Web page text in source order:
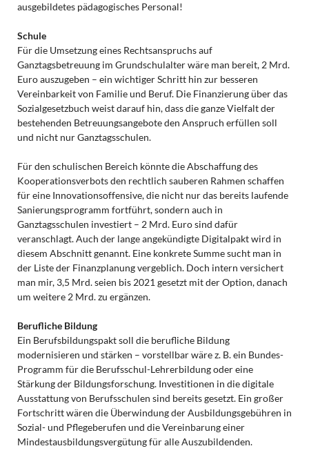
ausgebildetes pädagogisches Personal!
Schule
Für die Umsetzung eines Rechtsanspruchs auf
Ganztagsbetreuung im Grundschulalter wäre man bereit, 2 Mrd.
Euro auszugeben – ein wichtiger Schritt hin zur besseren
Vereinbarkeit von Familie und Beruf. Die Finanzierung über das
Sozialgesetzbuch weist darauf hin, dass die ganze Vielfalt der
bestehenden Betreuungsangebote den Anspruch erfüllen soll
und nicht nur Ganztagsschulen.
Für den schulischen Bereich könnte die Abschaffung des
Kooperationsverbots den rechtlich sauberen Rahmen schaffen
für eine Innovationsoffensive, die nicht nur das bereits laufende
Sanierungsprogramm fortführt, sondern auch in
Ganztagsschulen investiert – 2 Mrd. Euro sind dafür
veranschlagt. Auch der lange angekündigte Digitalpakt wird in
diesem Abschnitt genannt. Eine konkrete Summe sucht man in
der Liste der Finanzplanung vergeblich. Doch intern versichert
man mir, 3,5 Mrd. seien bis 2021 gesetzt mit der Option, danach
um weitere 2 Mrd. zu ergänzen.
Berufliche Bildung
Ein Berufsbildungspakt soll die berufliche Bildung
modernisieren und stärken – vorstellbar wäre z. B. ein Bundes-
Programm für die Berufsschul-Lehrerbildung oder eine
Stärkung der Bildungsforschung. Investitionen in die digitale
Ausstattung von Berufsschulen sind bereits gesetzt. Ein großer
Fortschritt wären die Überwindung der Ausbildungsgebühren in
Sozial- und Pflegeberufen und die Vereinbarung einer
Mindestausbildungsvergütung für alle Auszubildenden.